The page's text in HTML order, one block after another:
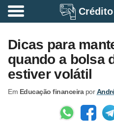
Dicas para
quando a bolsa
estiver volátil
Em Educação financeirapor
A
o
s
e
n